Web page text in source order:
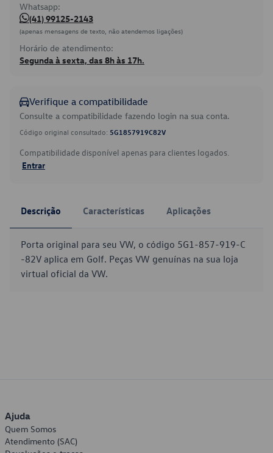
Whatsapp:
(41) 99125-2143
(apenas mensagens de texto, não atendemos ligações)
Horário de atendimento:
Segunda à sexta, das 8h às 17h.
Verifique a compatibilidade
Consulte a compatibilidade fazendo login na sua conta.
Código original consultado: 5G1857919C82V
Compatibilidade disponível apenas para clientes logados.
Entrar
Descrição Características Aplicações
Porta original para seu VW, o código 5G1-857-919-C
-82V aplica em Golf. Peças VW genuínas na sua loja
virtual oficial da VW.
Ajuda
Quem Somos
Atendimento (SAC)